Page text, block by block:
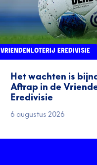
Het wachten is
Aftrap in de
Eredivisie
VRIENDENLOTERIJ EREDIVISIE
6 augustus 2026